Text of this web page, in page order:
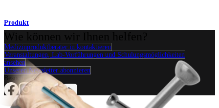
Produkt
Medizinproduktberater:in kontaktieren
Veranstaltungen, Lab-Vorführungen und Schulungsmöglichkeiten
ansehen
Unseren Newsletter abonnieren
Besuchen Sie uns